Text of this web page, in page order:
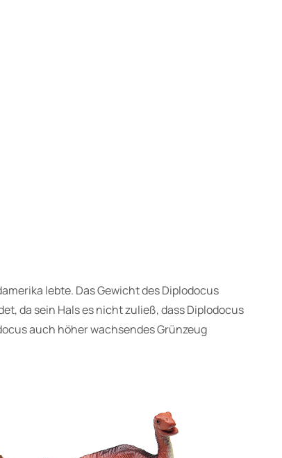
lebte. Das Gewicht des Diplodocus
da sein Hals es nicht zuließ, dass Diplodocus
auch höher wachsendes Grünzeug